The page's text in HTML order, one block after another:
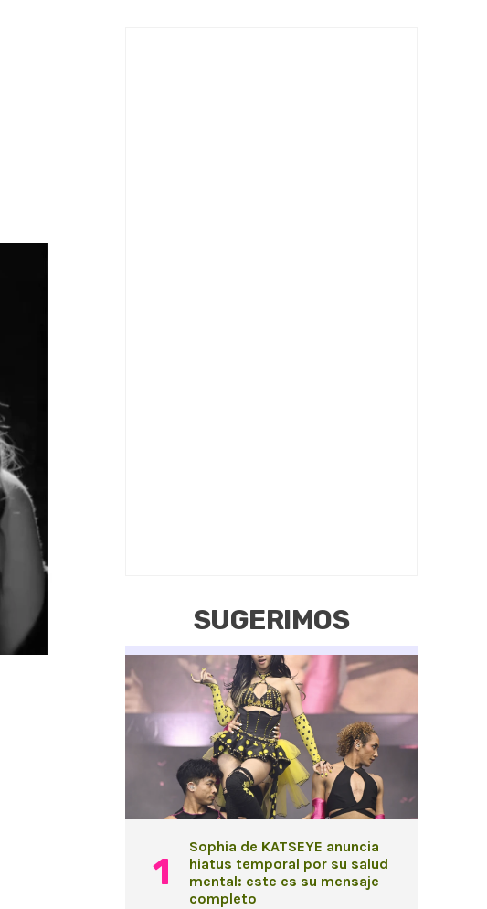
SUGERIMOS
Sophia de KATSEYE anuncia
hiatus temporal por su salud
mental: este es su mensaje
completo